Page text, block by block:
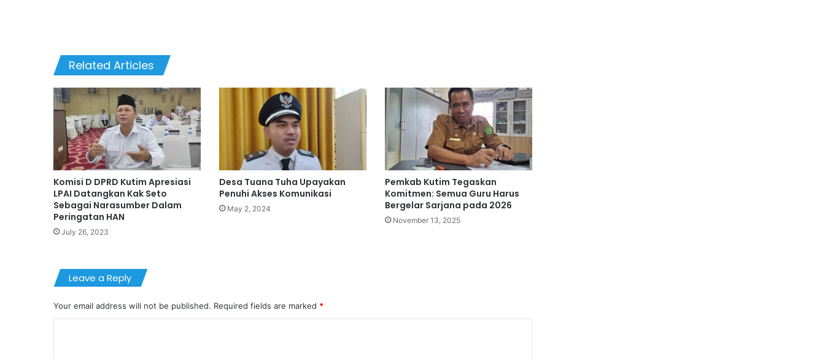
Related Articles
Komisi D DPRD Kutim Apresiasi
LPAI Datangkan Kak Seto
Sebagai Narasumber Dalam
Peringatan HAN
July 26, 2023
Desa Tuana Tuha Upayakan
Penuhi Akses Komunikasi
May 2, 2024
Pemkab Kutim Tegaskan
Komitmen: Semua Guru Harus
Bergelar Sarjana pada 2026
November 13, 2025
Leave a Reply
Your email address will not be published. Required fields are marked *